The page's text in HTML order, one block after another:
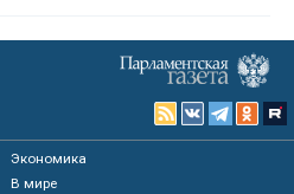
Экономика
В мире